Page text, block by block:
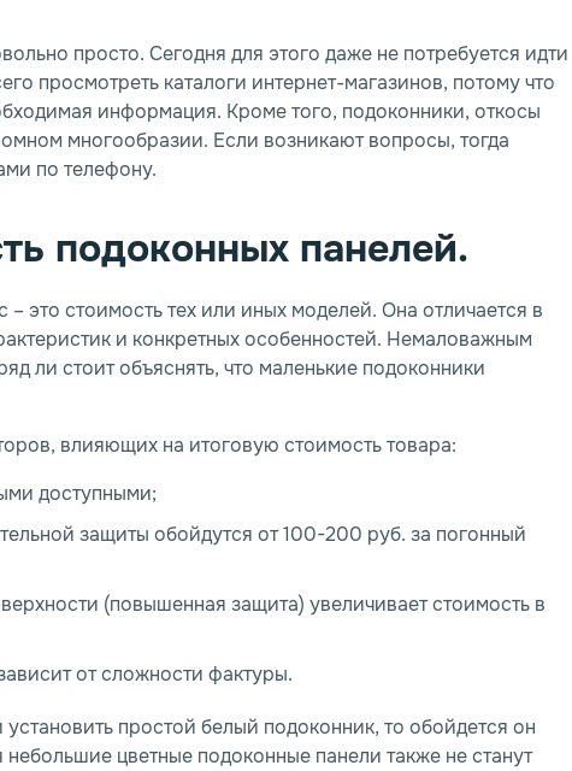
просто. Сегодня для этого даже не потребуется идти
просмотреть каталоги интернет-магазинов, потому что
информация. Кроме того, подоконники, откосы
многообразии. Если возникают вопросы, тогда
по телефону.
подоконных панелей.
это стоимость тех или иных моделей. Она отличается в
и конкретных особенностей. Немаловажным
ли стоит объяснять, что маленькие подоконники
влияющих на итоговую стоимость товара:
доступными;
защиты обойдутся от 100-200 руб. за погонный
(повышенная защита) увеличивает стоимость в
от сложности фактуры.
простой белый подоконник, то обойдется он
цветные подоконные панели также не станут
Закрыть